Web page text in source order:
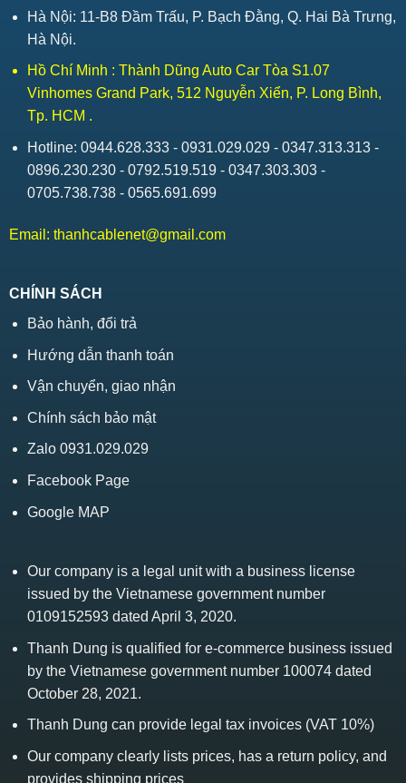
Hà Nội: 11-B8 Đầm Trấu, P. Bạch Đằng, Q. Hai Bà Trưng,
Hà Nội.
Hồ Chí Minh : Thành Dũng Auto Car Tòa S1.07
Vinhomes Grand Park, 512 Nguyễn Xiển, P. Long Bình,
Tp. HCM .
Hotline: 0944.628.333 - 0931.029.029 - 0347.313.313 -
0896.230.230 - 0792.519.519 - 0347.303.303 -
0705.738.738 - 0565.691.699
Email: thanhcablenet@gmail.com
CHÍNH SÁCH
Bảo hành, đổi trả
Hướng dẫn thanh toán
Vận chuyển, giao nhận
Chính sách bảo mật
Zalo 0931.029.029
Facebook Page
Google MAP
Our company is a legal unit with a business license
issued by the Vietnamese government number
0109152593 dated April 3, 2020.
Thanh Dung is qualified for e-commerce business issued
by the Vietnamese government number 100074 dated
October 28, 2021.
Thanh Dung can provide legal tax invoices (VAT 10%)
Our company clearly lists prices, has a return policy, and
provides shipping prices